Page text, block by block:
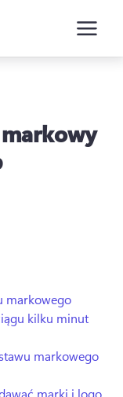
markowego
kilku minut
markowego
marki i logo